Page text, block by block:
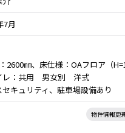
7月
2600㎜、床仕様：OAフロア（
レ：共用 男女別 洋式
キュリティ、駐車場設備あり
物件情報更